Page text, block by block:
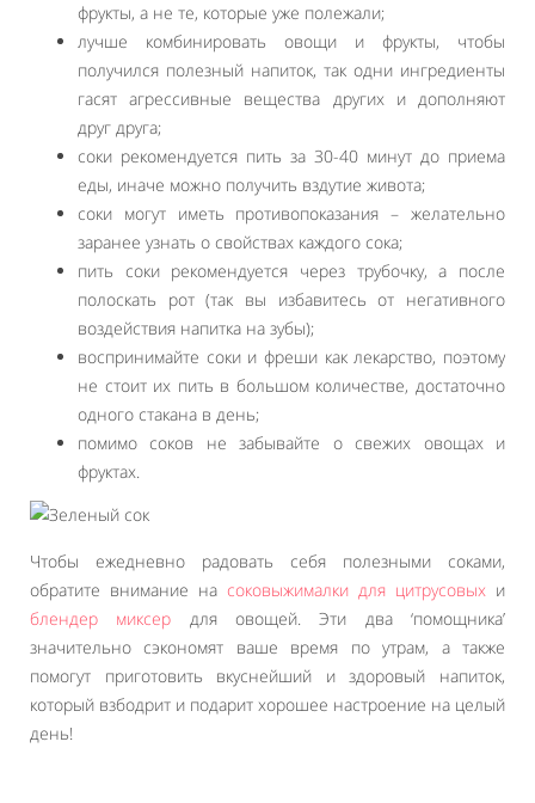
фрукты, а не те, которые уже полежали;
лучше комбинировать овощи и фрукты, чтобы
получился полезный напиток, так одни ингредиенты
гасят агрессивные вещества других и дополняют
друг друга;
соки рекомендуется пить за 30-40 минут до приема
еды, иначе можно получить вздутие живота;
соки могут иметь противопоказания – желательно
заранее узнать о свойствах каждого сока;
пить соки рекомендуется через трубочку, а после
полоскать рот (так вы избавитесь от негативного
воздействия напитка на зубы);
воспринимайте соки и фреши как лекарство, поэтому
не стоит их пить в большом количестве, достаточно
одного стакана в день;
помимо соков не забывайте о свежих овощах и
фруктах.
Чтобы ежедневно радовать себя полезными соками,
обратите внимание на соковыжималки для цитрусовых и
блендер миксер для овощей. Эти два ‘помощника’
значительно сэкономят ваше время по утрам, а также
помогут приготовить вкуснейший и здоровый напиток,
который взбодрит и подарит хорошее настроение на целый
день!